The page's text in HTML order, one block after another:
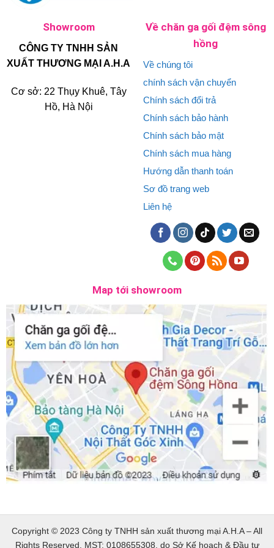
Showroom
CÔNG TY TNHH SẢN
XUẤT THƯƠNG MẠI A.H.A
Cơ sở: 22 Thụy Khuê, Tây
Hồ, Hà Nội
Về chăn ga gối đệm sông
hồng
Về chúng tôi
chính sách vận chuyển
Chính sách đổi trả
Chính sách bảo hành
Chính sách bảo mật
Chính sách mua hàng
Hướng dẫn thanh toán
Sơ đồ trang web
Liên hệ
Map tới showroom
Copyright © 2023 Công ty TNHH sản xuất thương mại A.H.A – All
Rights Reserved. MST: 0108655308, do Sở Kế hoạch & Đầu tư